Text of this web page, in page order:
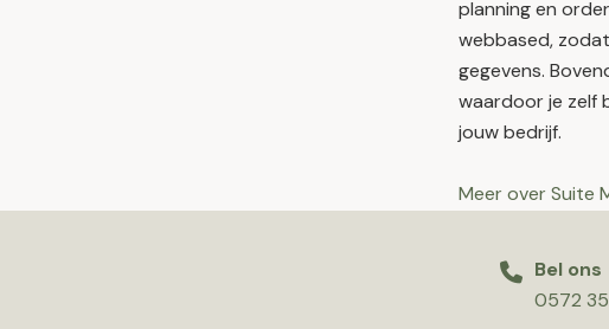
planning en
webbased,
gegevens.
waardoor je zelf
jouw bedrijf.
Meer over Suite
Bel ons
0572 35